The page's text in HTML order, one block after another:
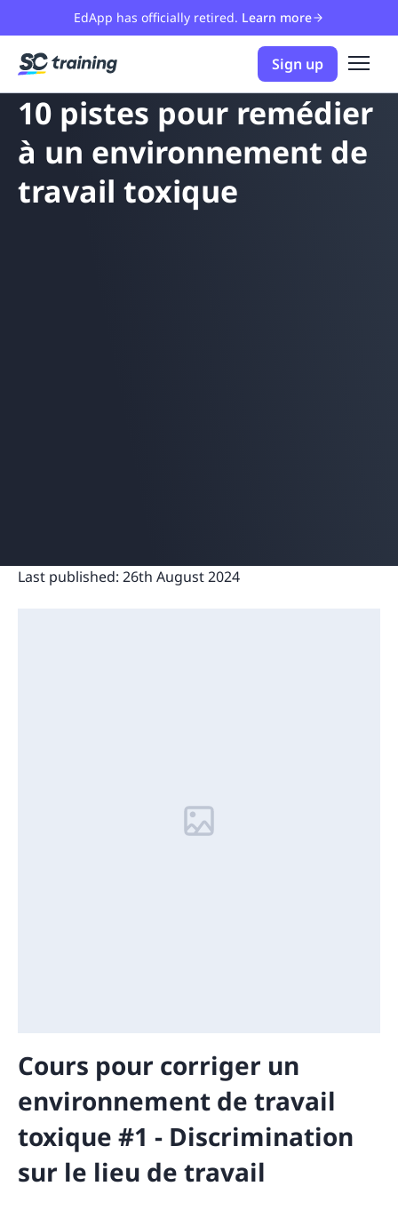
EdApp has officially retired. Learn more
Sign up
10 pistes pour remédier
à un environnement de
travail toxique
Last published: 26th August 2024
Cours pour corriger un
environnement de travail
toxique #1 - Discrimination
sur le lieu de travail